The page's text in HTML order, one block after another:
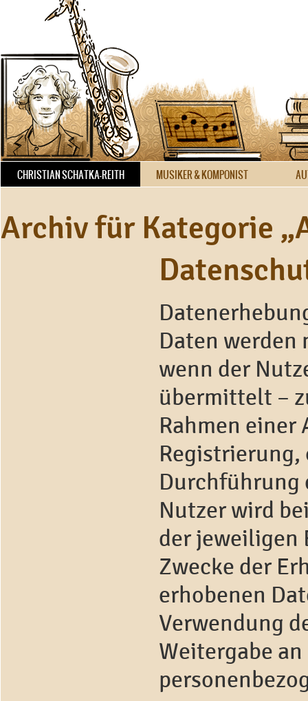
CHRISTIAN SCHATKA-REITH MUSIKER & KOMPONIST
Archiv für Kategorie
Daten werden
wenn der
übermittelt –
Rahmen einer
Registrierung,
Durchführung
Nutzer wird
der jeweiligen
Zwecke der
erhobenen
Verwendung
Weitergabe